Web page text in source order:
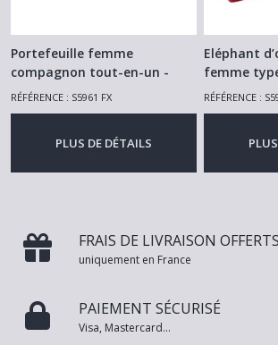
Portefeuille femme
compagnon tout-en-un -
porte chéquier - stylo –
monnaie – cartes documents
Portefeuille - Porte Monnaie -
RÉFÉRENCE : S5961 FX
PLUS DE DÉTAILS
Eléphant
femme
tout-en-un
monnaie –
RÉFÉRENCE :
FRAIS DE LIVRAISON OFFERTS
uniquement en France
PAIEMENT SÉCURISÉ
Visa, Mastercard...